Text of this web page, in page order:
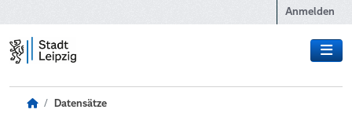
Anmelden
Datensätze